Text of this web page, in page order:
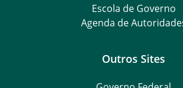
Escola de Governo
Agenda de
Outros Sites